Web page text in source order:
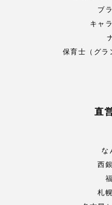
ブ
キャ
保育士（グラ
直
な
西
札